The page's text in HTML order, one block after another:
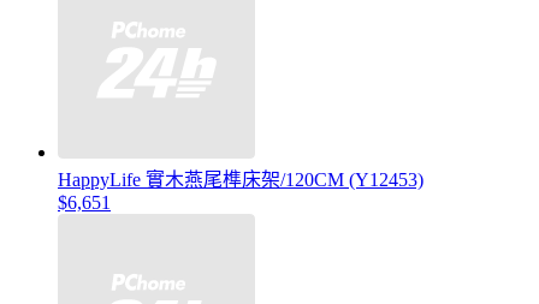
HappyLife 實木燕尾榫床架/120CM (Y12453)
$6,651